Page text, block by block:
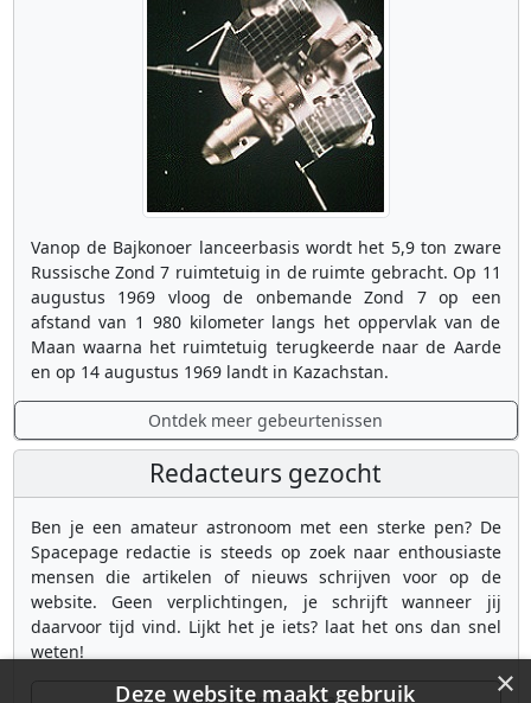
Vanop de Bajkonoer lanceerbasis wordt het 5,9 ton zware
Russische Zond 7 ruimtetuig in de ruimte gebracht. Op 11
augustus 1969 vloog de onbemande Zond 7 op een
afstand van 1 980 kilometer langs het oppervlak van de
Maan waarna het ruimtetuig terugkeerde naar de Aarde
en op 14 augustus 1969 landt in Kazachstan.
Ontdek meer gebeurtenissen
Redacteurs gezocht
Ben je een amateur astronoom met een sterke pen? De
Spacepage redactie is steeds op zoek naar enthousiaste
mensen die artikelen of nieuws schrijven voor op de
website. Geen verplichtingen, je schrijft wanneer jij
daarvoor tijd vind. Lijkt het je iets? laat het ons dan snel
weten!
×
Deze website maakt gebruik